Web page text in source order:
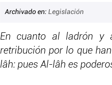
Archivado en: Legislación
En cuanto al ladrón y
retribución por lo que
lâh: pues Al-lâh es